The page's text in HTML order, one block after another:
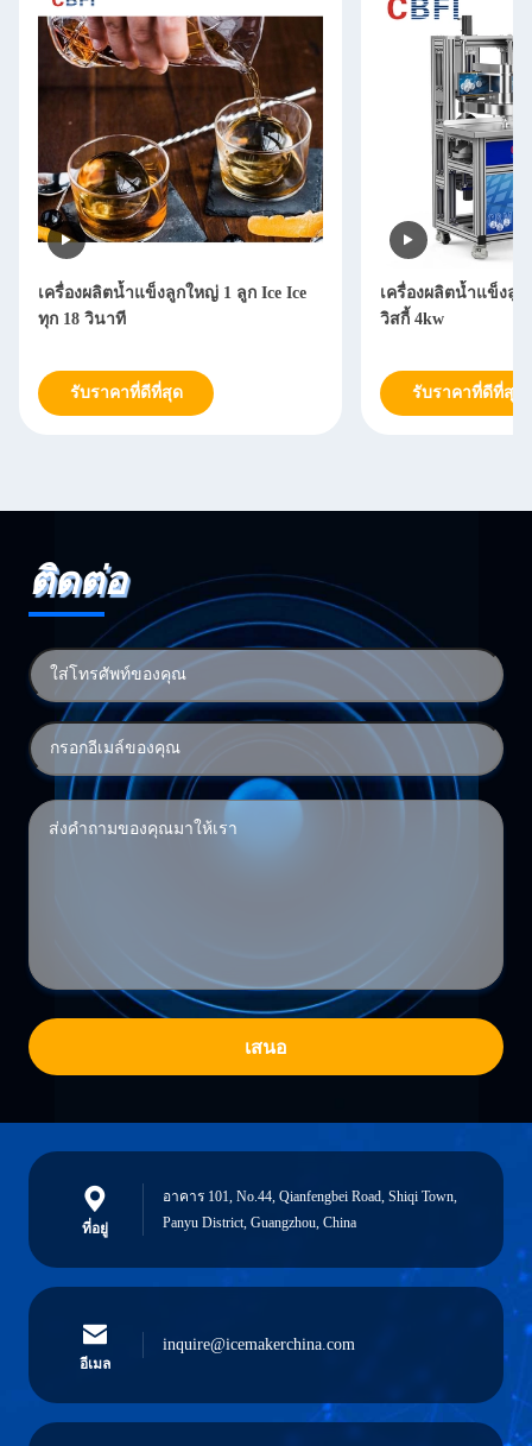
เครื่องผลิตน้ำแข็งลูกใหญ่ 1 ลูก Ice Ice
ทุก 18 วินาที
รับราคาที่ดีที่สุด
เครื่องผลิตน้ำแข็งลู
วิสกี้ 4kw
รับราคาที่ดีที่สุด
ติดต่อ
เสนอ
ที่อยู่
อาคาร 101, No.44, Qianfengbei Road, Shiqi Town,
Panyu District, Guangzhou, China
อีเมล
inquire@icemakerchina.com